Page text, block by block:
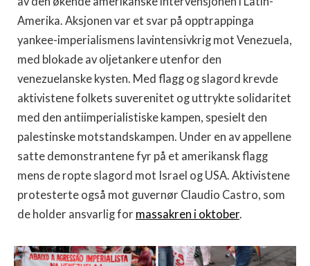
Amerika. Aksjonen var et svar på opptrappinga
yankee-imperialismens lavintensivkrig mot Venezuela,
med blokade av oljetankere utenfor den
venezuelanske kysten. Med flagg og slagord krevde
aktivistene folkets suverenitet og uttrykte solidaritet
med den antiimperialistiske kampen, spesielt den
palestinske motstandskampen. Under en av appellene
satte demonstrantene fyr på et amerikansk flagg
mens de ropte slagord mot Israel og USA. Aktivistene
protesterte også mot guvernør Claudio Castro, som
de holder ansvarlig for massakren i oktober.